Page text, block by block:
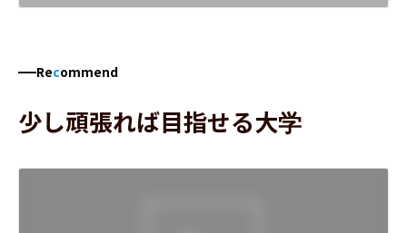
Recommend
少し頑張れば目指せる大学